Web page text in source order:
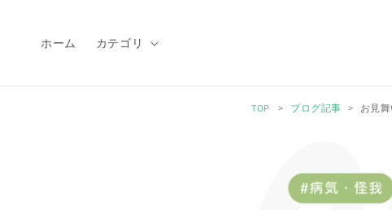
ホーム カテゴリ
TOP ブログ記事 お見